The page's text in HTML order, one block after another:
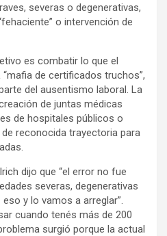
severas o degenerativas,
o intervención de
es combatir lo que el
de certificados truchos”,
del ausentismo laboral. La
de juntas médicas
de hospitales públicos o
reconocida trayectoria para
dijo que “el error no fue
severas, degenerativas
y lo vamos a arreglar”.
cuando tenés más de 200
surgió porque la actual